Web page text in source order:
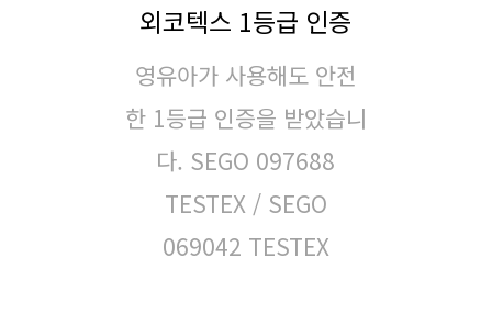
외코텍스 1등급 인증
영유아가 사용해도 안전
한 1등급 인증을 받았습니
다. SEGO 097688
TESTEX / SEGO
069042 TESTEX